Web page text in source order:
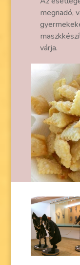
megriadó,
várja.